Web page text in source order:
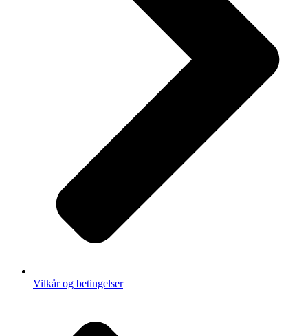
Vilkår og betingelser